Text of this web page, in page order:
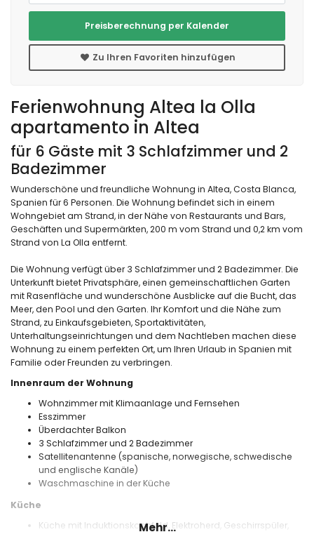
Ferienwohnung Altea la Olla
apartamento in Altea
für 6 Gäste mit 3 Schlafzimmer und 2
Badezimmer
Wunderschöne und freundliche Wohnung in Altea, Costa Blanca,
Spanien für 6 Personen. Die Wohnung befindet sich in einem
Wohngebiet am Strand, in der Nähe von Restaurants und Bars,
Geschäften und Supermärkten, 200 m vom Strand und 0,2 km vom
Strand von La Olla entfernt.
Die Wohnung verfügt über 3 Schlafzimmer und 2 Badezimmer. Die
Unterkunft bietet Privatsphäre, einen gemeinschaftlichen Garten
mit Rasenfläche und wunderschöne Ausblicke auf die Bucht, das
Meer, den Pool und den Garten. Ihr Komfort und die Nähe zum
Strand, zu Einkaufsgebieten, Sportaktivitäten,
Unterhaltungseinrichtungen und dem Nachtleben machen diese
Wohnung zu einem perfekten Ort, um Ihren Urlaub in Spanien mit
Familie oder Freunden zu verbringen.
Innenraum der Wohnung
Wohnzimmer mit Klimaanlage und Fernsehen
Esszimmer
Überdachter Balkon
3 Schlafzimmer und 2 Badezimmer
Satellitenantenne (spanische, norwegische, schwedische
und englische Kanäle)
Waschmaschine in der Küche
Küche
Küche mit Induktionskochfeld, Elektroherd, Geschirrspüler,
Mehr...
Preisberechnung per Kalender
Zu Ihren Favoriten hinzufügen